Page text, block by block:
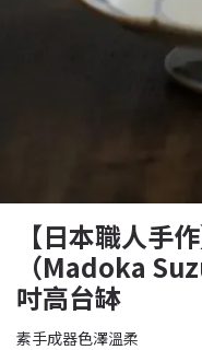
【日本職人手
（Madoka
吋高台缽
素手成器色澤溫柔